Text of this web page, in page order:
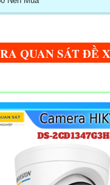
QUAN SÁT ĐỀ